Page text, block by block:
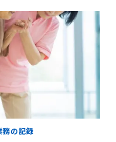
務の記録